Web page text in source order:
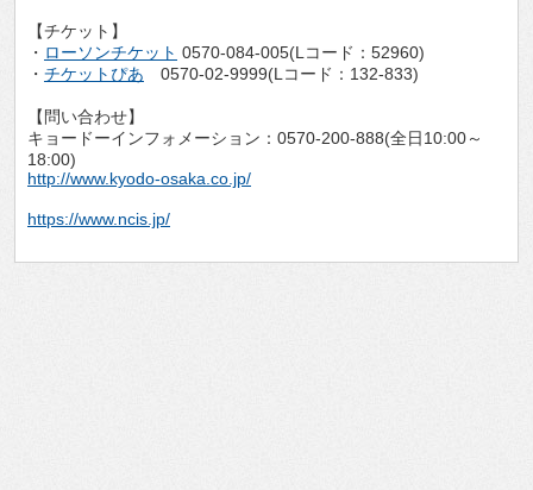
【チケット】
・ ローソンチケット 0570-084-005(Lコード：52960)
・ チケットぴあ 0570-02-9999(Lコード：132-833)
【問い合わせ】
キョードーインフォメーション：0570-200-888(全日10:00～
18:00)
http://www.kyodo-osaka.co.jp/
https://www.ncis.jp/